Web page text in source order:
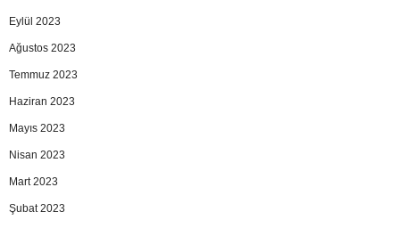
Eylül 2023
Ağustos 2023
Temmuz 2023
Haziran 2023
Mayıs 2023
Nisan 2023
Mart 2023
Şubat 2023